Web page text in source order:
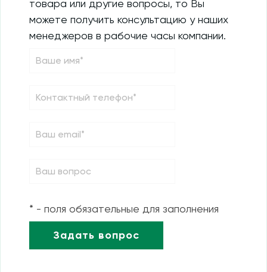
товара или другие вопросы, то Вы
можете получить консультацию у наших
менеджеров в рабочие часы компании.
* - поля обязательные для заполнения